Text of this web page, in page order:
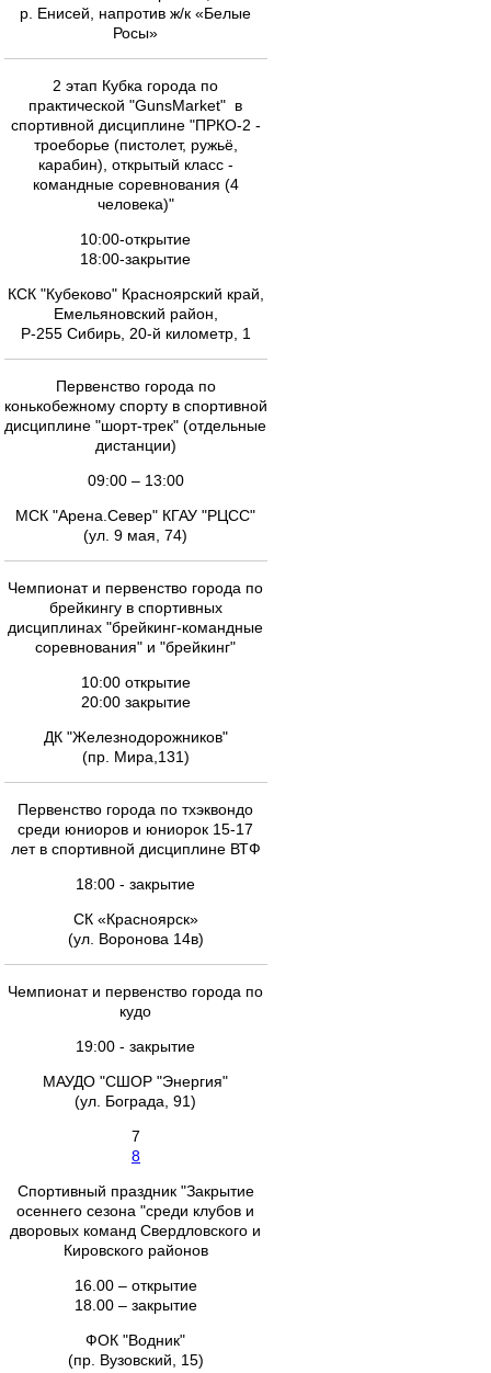
р. Енисей, напротив ж/к «Белые
Росы»
2 этап Кубка города по
практической "GunsMarket" в
спортивной дисциплине "ПРКО-2 -
троеборье (пистолет, ружьё,
карабин), открытый класс -
командные соревнования (4
человека)"
10:00-открытие
18:00-закрытие
КСК "Кубеково" Красноярский край,
Емельяновский район,
Р-255 Сибирь, 20-й километр, 1
Первенство города по
конькобежному спорту в спортивной
дисциплине "шорт-трек" (отдельные
дистанции)
09:00 – 13:00
МСК "Арена.Север" КГАУ "РЦСС"
(ул. 9 мая, 74)
Чемпионат и первенство города по
брейкингу в спортивных
дисциплинах "брейкинг-командные
соревнования" и "брейкинг"
10:00 открытие
20:00 закрытие
ДК "Железнодорожников"
(пр. Мира,131)
Первенство города по тхэквондо
среди юниоров и юниорок 15-17
лет в спортивной дисциплине ВТФ
18:00 - закрытие
СК «Красноярск»
(ул. Воронова 14в)
Чемпионат и первенство города по
кудо
19:00 - закрытие
МАУДО "СШОР "Энергия"
(ул. Бограда, 91)
7
8
Спортивный праздник "Закрытие
осеннего сезона "среди клубов и
дворовых команд Свердловского и
Кировского районов
16.00 – открытие
18.00 – закрытие
ФОК "Водник"
(пр. Вузовский, 15)